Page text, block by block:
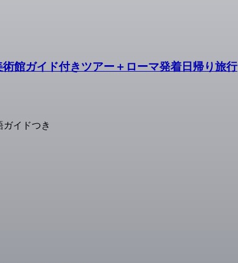
館ガイド付きツアー＋ローマ発着日帰り旅行
イドつき